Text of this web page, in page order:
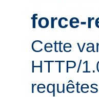
force-
Cette
HTTP/